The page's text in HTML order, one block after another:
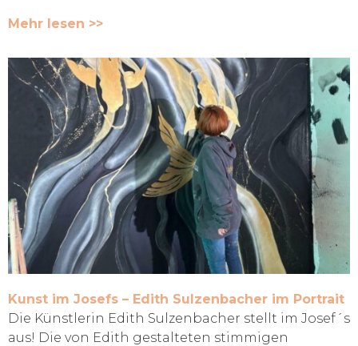
Mehr lesen >>
Kunst im Josefs – Edith Sulzenbacher im Portrait
Die Künstlerin Edith Sulzenbacher stellt im Josef´s
aus! Die von Edith gestalteten stimmigen